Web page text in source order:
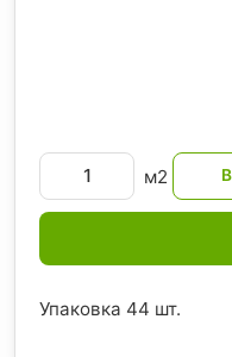
м2
Упаковка 44 шт.